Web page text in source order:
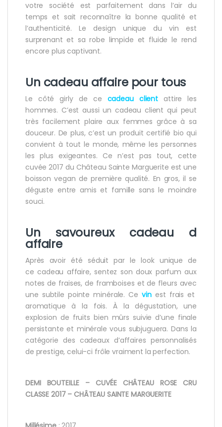
votre société est parfaitement dans l’air du
temps et sait reconnaître la bonne qualité et
l’authenticité. Le design unique du vin est
surprenant et sa robe limpide et fluide le rend
encore plus captivant.
Un cadeau affaire pour tous
Le côté girly de ce cadeau client attire les
hommes. C’est aussi un cadeau client qui peut
très facilement plaire aux femmes grâce à sa
douceur. De plus, c’est un produit certifié bio qui
convient à tout le monde, même les personnes
les plus exigeantes. Ce n’est pas tout, cette
cuvée 2017 du Château Sainte Marguerite est une
boisson vegan de première qualité. En gros, il se
déguste entre amis et famille sans le moindre
souci.
Un savoureux cadeau d
affaire
Après avoir été séduit par le look unique de
ce cadeau affaire, sentez son doux parfum aux
notes de fraises, de framboises et de fleurs avec
une subtile pointe minérale. Cevin est frais et
aromatique à la fois. À la dégustation, une
explosion de fruits bien mûrs suivie d’une finale
persistante et minérale vous subjuguera. Dans la
catégorie des cadeaux d’affaires personnalisés
de prestige, celui-ci frôle vraiment la perfection.
DEMI BOUTEILLE – CUVÉE CHÂTEAU ROSE CRU
CLASSE 2017 – CHÂTEAU SAINTE MARGUERITE